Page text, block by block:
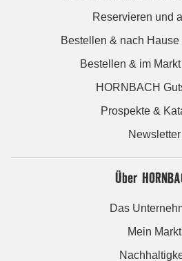
Reservieren und
Bestellen & nach
Bestellen & im
HORNBACH
Prospekte &
Newsletter
Über
Das
Mein Markt